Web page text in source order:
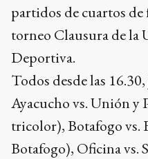
partidos de cuartos
torneo Clausura de la
Deportiva.
Todos desde las
Ayacucho vs. Unión y
tricolor), Botafogo vs.
Botafogo), Oficina vs.